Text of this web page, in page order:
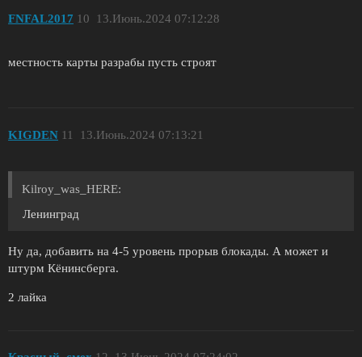
FNFAL2017 13.Июнь.2024 07:12:28
10
местность карты разрабы пусть строят
KIGDEN 13.Июнь.2024 07:13:21
11
Kilroy_was_HERE:
Ленинград
Ну да, добавить на 4-5 уровень прорыв блокады. А может и
штурм Кёнинсберга.
2 лайка